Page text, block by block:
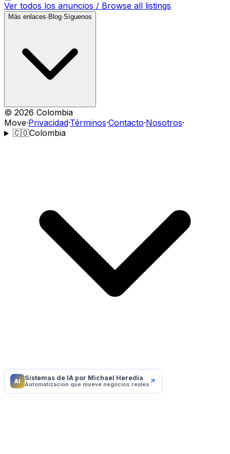
Ver todos los anuncios / Browse all listings
Más enlaces· Blog·Síguenos
© 2026 Colombia
Move·Privacidad·Términos·Contacto·Nosotros·
🇨🇴Colombia
AI Sistemas de IA por Michael Heredia
Automatizacion que mueve negocios reales